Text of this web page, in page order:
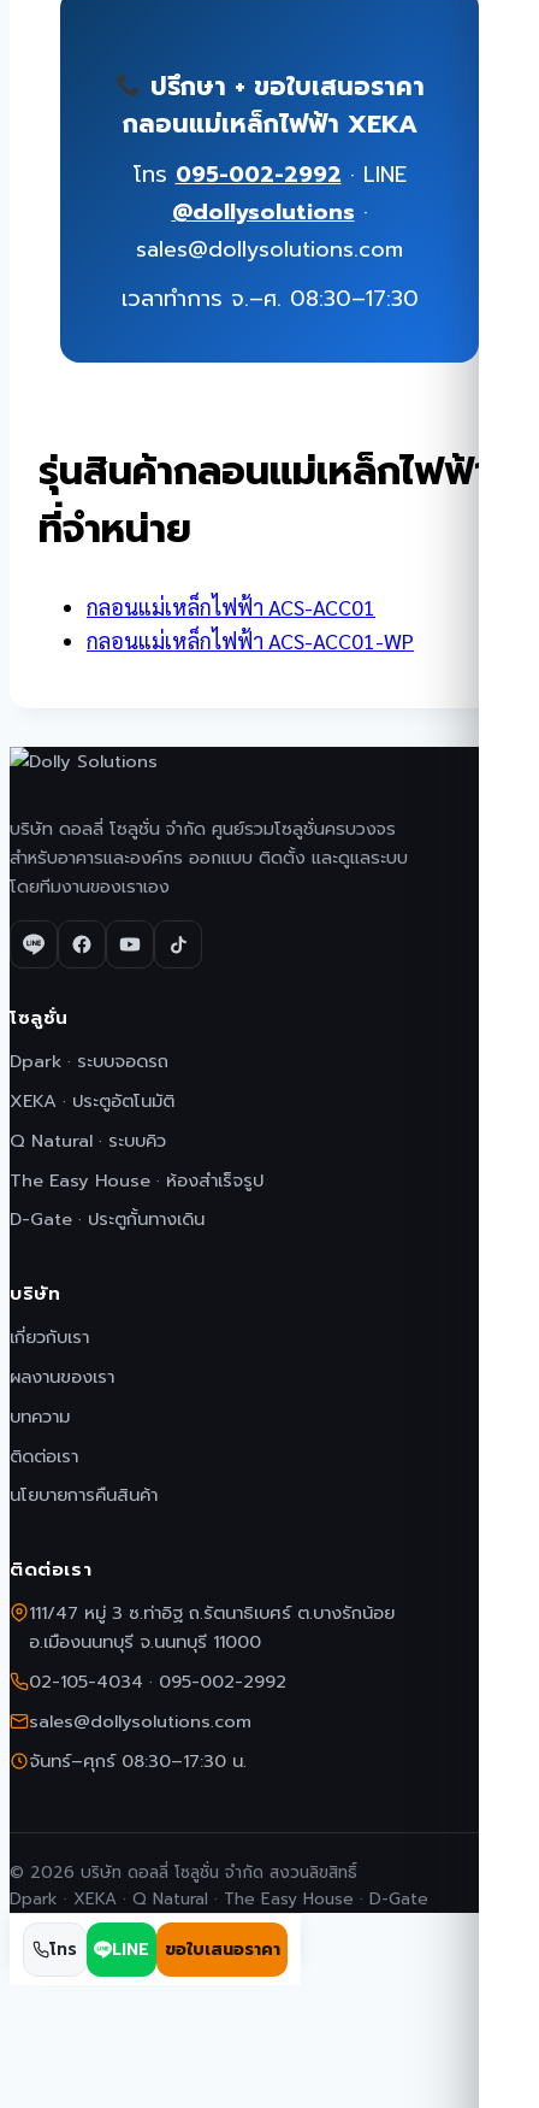
ปรึกษา + ขอใบเสนอราคา
กลอนแม่เหล็กไฟฟ้า XEKA
โทร 095-002-2992 · LINE
@dollysolutions ·
sales@dollysolutions.com
เวลาทำการ จ.–ศ. 08:30–17:30
รุ่นสินค้ากลอนแม่เหล็กไฟฟ้า
ที่จำหน่าย
กลอนแม่เหล็กไฟฟ้า ACS-ACC01
กลอนแม่เหล็กไฟฟ้า ACS-ACC01-WP
บริษัท ดอลลี่ โซลูชั่น จำกัด ศูนย์รวมโซลูชั่นครบวงจร
สำหรับอาคารและองค์กร ออกแบบ ติดตั้ง และดูแลระบบ
โดยทีมงานของเราเอง
โซลูชั่น
Dpark · ระบบจอดรถ
XEKA · ประตูอัตโนมัติ
Q Natural · ระบบคิว
The Easy House · ห้องสำเร็จรูป
D-Gate · ประตูกั้นทางเดิน
บริษัท
เกี่ยวกับเรา
ผลงานของเรา
บทความ
ติดต่อเรา
นโยบายการคืนสินค้า
ติดต่อเรา
111/47 หมู่ 3 ซ.ท่าอิฐ ถ.รัตนาธิเบศร์ ต.บางรักน้อย
อ.เมืองนนทบุรี จ.นนทบุรี 11000
02-105-4034 · 095-002-2992
sales@dollysolutions.com
จันทร์–ศุกร์ 08:30–17:30 น.
© 2026 บริษัท ดอลลี่ โซลูชั่น จำกัด สงวนลิขสิทธิ์
Dpark · XEKA · Q Natural · The Easy House · D-Gate
โทร LINE ขอใบเสนอราคา